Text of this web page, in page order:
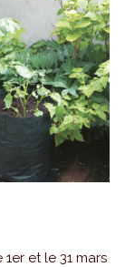
et le 31 mars